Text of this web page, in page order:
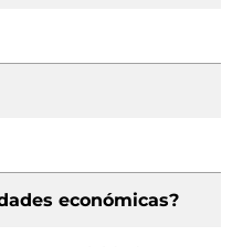
económicas?